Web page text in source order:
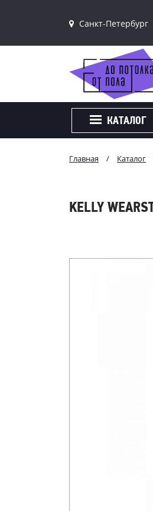
Санкт-Петербург
КАТАЛОГ
Главная / Каталог
KELLY